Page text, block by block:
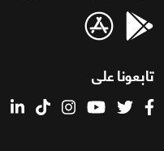
تابعونا على